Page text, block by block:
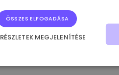
ÖSSZES ELFOGADÁSA
RÉSZLETEK MEGJELENÍTÉSE